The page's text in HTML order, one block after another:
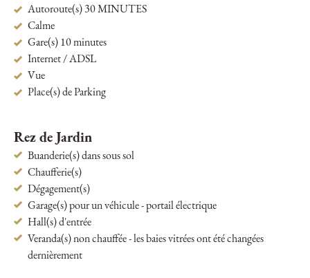
Autoroute(s) 30 MINUTES
Calme
Gare(s) 10 minutes
Internet / ADSL
Vue
Place(s) de Parking
Rez de Jardin
Buanderie(s) dans sous sol
Chaufferie(s)
Dégagement(s)
Garage(s) pour un véhicule - portail électrique
Hall(s) d'entrée
Veranda(s) non chauffée - les baies vitrées ont été changées
dernièrement